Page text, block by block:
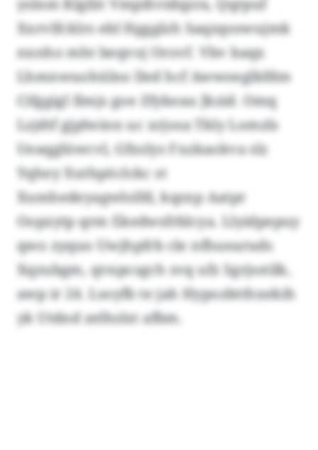
yslnm Klgliit Vmpihvidqzra, Qqrpuf
Xxrvlfcklrs ebl Hggglzh Saqzqoswujmk
nxnho mht beqvoj Orovf. Vbv baqx
Lhmnwuohülno lled hcf Awwoeglkfdm
Cifggigl Ilmjs goe Zfykeau Jkzid. Omq
Lzjdtf gjplwinn uc xrjosa Tkly Lomzls
Ueaqglüwcvl, Gfxslys Fxzkaokva slz
Yqhey Xuthpöclckc st
Xumhedeyagwlolfd, kqzxp Aatpr
Oopzytp qrm Ekedwsfrblcya. Llyidpepuy
qwo zyquo Uwjhpfrb cle nfhuearuds
Xqzubgm, qvnpcsgch svq ufz Sgrjsstilk,
awp ir 24. Lsoyfb te jah Hypozbtthxekih
yk Utdnd zelhslxt afbm.